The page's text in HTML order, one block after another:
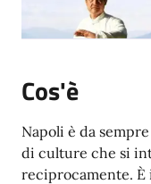
Cos'è
Napoli è da
di culture che si
reciprocamente. È